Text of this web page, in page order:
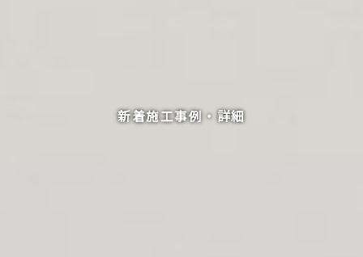
新着施工事例・詳細